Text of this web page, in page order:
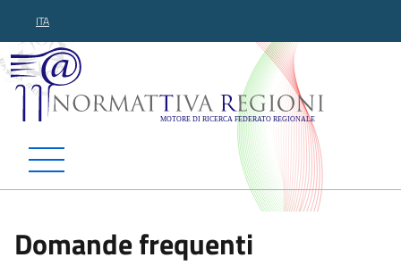
ITA
Normattiva Regioni -
Domande frequenti